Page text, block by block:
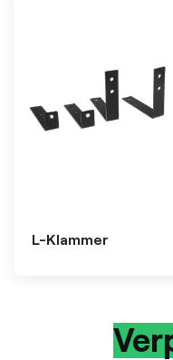
L-Klammer